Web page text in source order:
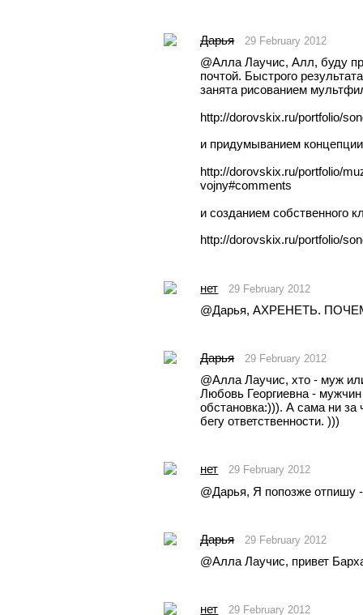
Дарья 29 February 2012
@Aлла Лаучис, Алл, буду
почтой. Быстрого
занята рисованием
http://dorovskix.ru/portfolio/
и придумыванием
http://dorovskix.ru/portfolio/
vojny#comments
и созданием собственного
http://dorovskix.ru/portfolio/
нет 29 February 2012
@Дарья, АХРЕНЕТЬ.
Дарья 29 February 2012
@Aлла Лаучис, хто - муж
Любовь Георгиевна -
обстановка:))). А сама ни за
бегу ответственности. )))
нет 29 February 2012
@Дарья, Я попозже
Дарья 29 February 2012
@Aлла Лаучис, привет
нет 29 February 2012